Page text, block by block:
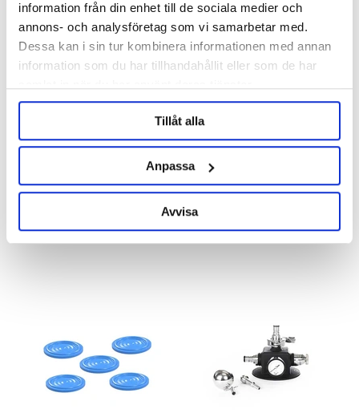
information från din enhet till de sociala medier och
annons- och analysföretag som vi samarbetar med.
Dessa kan i sin tur kombinera informationen med annan
information som du har tillhandahållit eller som de har
Tillåt alla
Anpassa
Avvisa
Kalibreringslösning pH7.01 -
MA9007
199 kr
Keg King
KegMaster KegScale KS-1
1 449 kr